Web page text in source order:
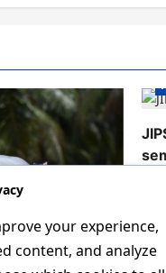
your experience,
content, and analyze